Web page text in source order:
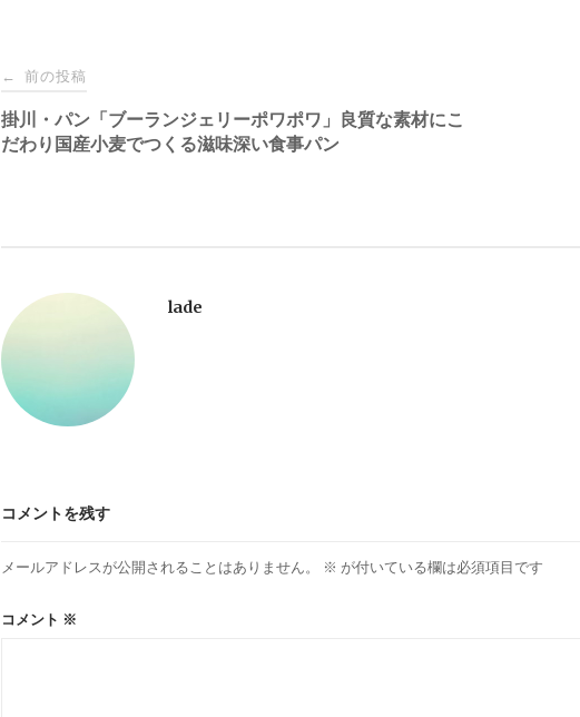
投
稿
ゲ
ー
シ
ン
← 前の投稿
掛川・パン「ブーランジェリーポワポワ」良質な素材にこ
だわり国産小麦でつくる滋味深い食事パン
lade
コメントを残す
メールアドレスが公開されることはありません。 ※ が付いている欄は必須項目です
コメント ※